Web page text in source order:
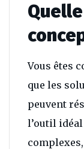
Vous êtes
que les
peuvent
l’outil